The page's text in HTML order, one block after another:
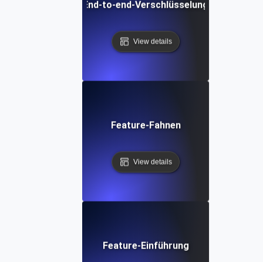
End-to-end-Verschlüsselung
View details
Feature-Fahnen
View details
Feature-Einführung